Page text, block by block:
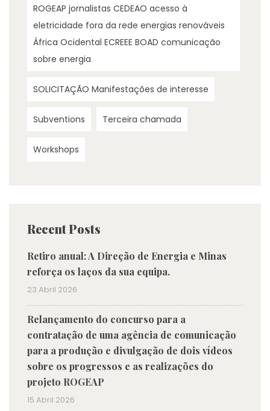
ROGEAP jornalistas CEDEAO acesso à
eletricidade fora da rede energias renováveis
África Ocidental ECREEE BOAD comunicação
sobre energia
SOLICITAÇÃO Manifestações de interesse
Subventions Terceira chamada
Workshops
Recent Posts
Retiro anual: A Direção de Energia e Minas
reforça os laços da sua equipa.
23 Abril 2026
Relançamento do concurso para a
contratação de uma agência de comunicação
para a produção e divulgação de dois vídeos
sobre os progressos e as realizações do
projeto ROGEAP
15 Abril 2026